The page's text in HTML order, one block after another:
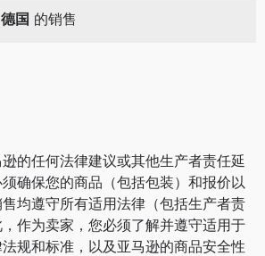
德国 的销售
的任何法律建议或其他生产者责任延
确保您的商品（包括包装）和报价以
均遵守所有适用法律（包括生产者责
作为卖家，您必须了解并遵守适用于
规和标准，以及亚马逊的商品安全性